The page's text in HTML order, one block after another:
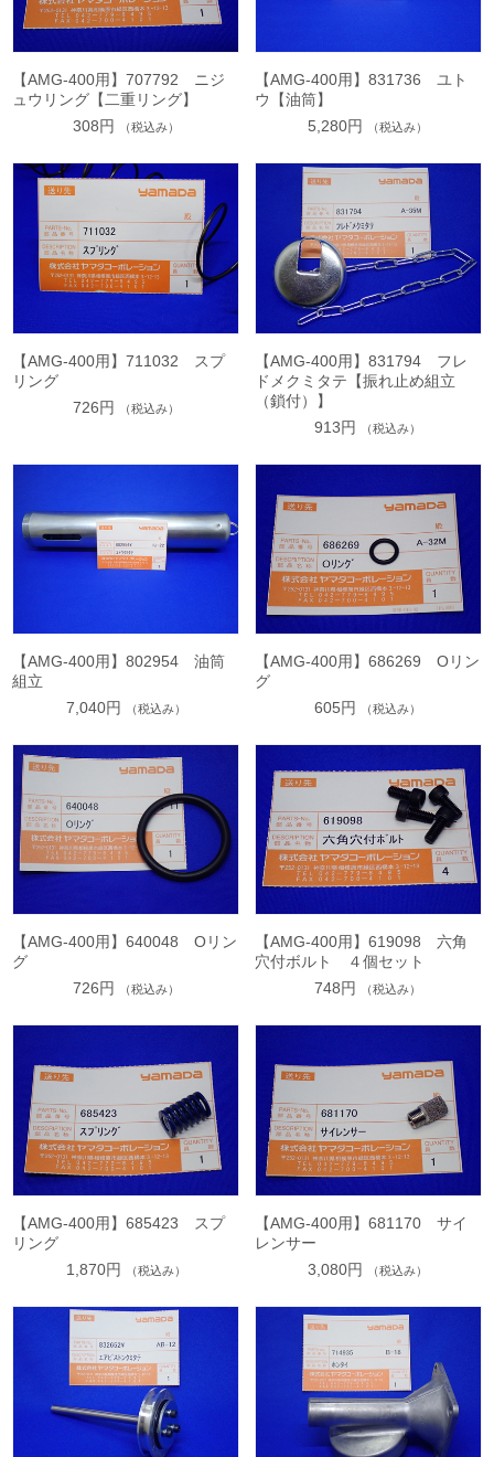
【AMG-400用】707792 ニジ
ュウリング【二重リング】
308円
（税込み）
【AMG-400用】831736 ユト
ウ【油筒】
5,280円
（税込み）
【AMG-400用】711032 スプ
リング
726円
（税込み）
【AMG-400用】831794 フレ
ドメクミタテ【振れ止め組立
（鎖付）】
913円
（税込み）
【AMG-400用】802954 油筒
組立
7,040円
（税込み）
【AMG-400用】686269 Oリン
グ
605円
（税込み）
【AMG-400用】640048 Oリン
グ
726円
（税込み）
【AMG-400用】619098 六角
穴付ボルト ４個セット
748円
（税込み）
【AMG-400用】685423 スプ
リング
1,870円
（税込み）
【AMG-400用】681170 サイ
レンサー
3,080円
（税込み）